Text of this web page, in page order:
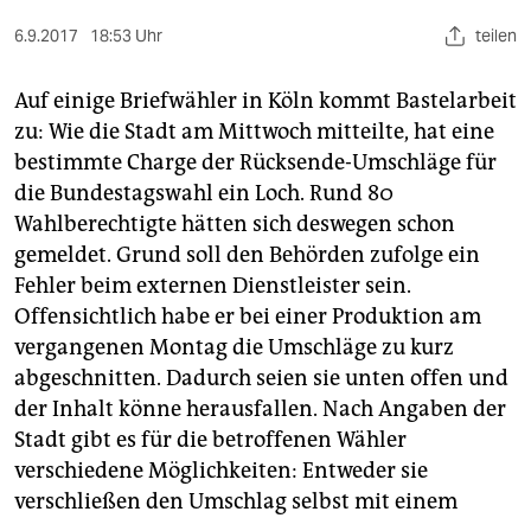
öko
gesellschaft
kultur
sport
berlin
nord
wahrheit
verlag
verlag
veranstaltungen
6.9.2017 18:53 Uhr teilen
Auf einige Briefwähler in Köln kommt Bastelarbeit
zu: Wie die Stadt am Mittwoch mitteilte, hat eine
bestimmte Charge der Rücksende-Umschläge für
die Bundestagswahl ein Loch. Rund 80
Wahlberechtigte hätten sich deswegen schon
gemeldet. Grund soll den Behörden zufolge ein
Fehler beim externen Dienstleister sein.
Offensichtlich habe er bei einer Produktion am
vergangenen Montag die Umschläge zu kurz
abgeschnitten. Dadurch seien sie unten offen und
der Inhalt könne herausfallen. Nach Angaben der
Stadt gibt es für die betroffenen Wähler
verschiedene Möglichkeiten: Entweder sie
verschließen den Umschlag selbst mit einem